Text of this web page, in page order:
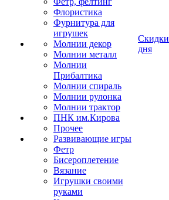
Флористика
Фурнитура для
игрушек
Молнии декор
Молнии металл
Молнии
Прибалтика
Молнии спираль
Молнии рулонка
Молнии трактор
ПНК им.Кирова
Прочее
Развивающие игры
Фетр
Бисероплетение
Вязание
Игрушки своими
руками
Скидки
дня